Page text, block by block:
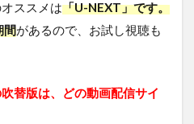
ススメは「U-NEXT」です。
間があるので、お試し視聴も
替版は、どの動画配信サイ